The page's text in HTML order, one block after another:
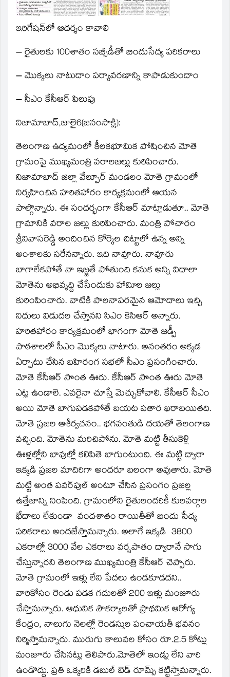
ఇరిగేషన్‌లో ఆదర్శం కావాలి
– రైతులకు 100శాతం సబ్సీడీతో బిందుసేద్య పరికరాలు
– మొక్కలు నాటుదాం పర్యావరణాన్ని కాపాడుకుందాం
– సీఎం కేసీఆర్‌ పిలుపు
నిజామాబాద్‌,జులై6(జనంసాక్షి):
తెలంగాణ ఉద్యమంలో కీలకభూమిక పోషించిన మోతె
గ్రామంపై ముఖ్యమంత్రి వరాలజల్లు కురిపించారు.
నిజామాబాద్‌ జిల్లా వేల్పూర్‌ మండలం మోతె గ్రామంలో
నిర్వహించిన హరితహారం కార్యక్రమంలో ఆయన
పాల్గొన్నారు. ఈ సందర్భంగా కేసీఆర్‌ మాట్లాడుతూ.. మోతె
గ్రామానికి వరాల జల్లు కురిపించారు. మంత్రి పోచారం
శ్రీనివాసరెడ్డి అందించిన కోర్కెల చిట్టాలో ఉన్న అన్ని
అంశాలకు సరేనన్నారు. ఇది నావూరు. నావూరు
బాగాలేకపోతే నా ఇజ్జతే పోతుంది కనుక అన్ని విధాలా
మోతెను అభివృద్ది చేసేందుకు హావిూల జల్లు
కురింపించారు. వాటికి పాలనాపరమైన ఆమోదాలు ఇచ్చి
నిధులు విడుదల చేస్తానని సిఎం కెసిఆర్‌ అన్నారు.
హరితహారం కార్యక్రమంలో భాగంగా మోతె జడ్పీ
పాఠశాలలో సీఎం మొక్కలు నాటారు. అనంతరం అక్కడ
ఏర్పాటు చేసిన బహిరంగ సభలో సీఎం ప్రసంగించారు.
మోతె కేసీఆర్‌ సొంత ఊరు. కేసీఆర్‌ సొంత ఊరు మోతె
ఎట్ల ఉండాలె. ఎవరైనా చూస్తే మెచ్చుకోవాలి. కేసీఆర్‌ సీఎం
అయి మోతె బాగుపడకపోతే బయట పతార ఖరాబయితది.
మోతె ప్రజల ఆశీర్వచనం.. భగవంతుడి దయతో తెలంగాణ
వచ్చింది. మోతెను మరిచిపోను. మోతె మట్టి తీసుకెళ్లి
ఊళ్లల్లోని బావుల్లో కలిపితె బాగుంటుంది. ఈ మట్టి ద్వారా
ఇక్కడి ప్రజల మాదిరిగా అందరూ బలంగా అవుతారు. మోతె
మట్టి అంత పవర్‌పుల్‌ అంటూ చేసిన ప్రసంగం ప్రజల్ల
ఉత్తేజాన్ని నింపింది. గ్రామంలోని రైతులందరికీ కులవర్గాల
భేదాలు లేకుండా వందశాతం రాయితీతో బిందు సేద్య
పరికరాలు అందజేస్తామన్నారు. అలాగే ఇక్కడి 3800
ఎకరాల్లో 3000 వేల ఎకరాలు వర్షపాతం ద్వారానే సాగు
చేస్తున్నారని తెలంగాణ ముఖ్యమంత్రి కేసీఆర్‌ చెప్పారు.
మోతె గ్రామంలో ఇళ్లు లేని పేదలు ఉండకూడదని..
వారికోసం రెండు పడక గదులతో 200 ఇళ్లు మంజూరు
చేస్తామన్నారు. ఆధునిక సౌకర్యాలతో ప్రాథమిక ఆరోగ్య
కేంద్రం, నాలుగు నెలల్లో రెండస్తుల పంచాయతీ భవనం
నిర్మిస్తామన్నారు. మురుగు కాలువల కోసం రూ.2.5 కోట్లు
మంజూరు చేసినట్లు తెలిపారు.మోతెలో ఇండ్లు లేని వారి
ఉండొద్దు. ప్రతి ఒక్కరికి డబుల్‌ బెడ్‌ రూమ్స్‌ కట్టిస్తామన్నారు.